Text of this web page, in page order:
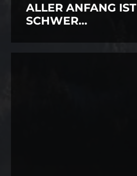
ALLER ANFANG IST
SCHWER…